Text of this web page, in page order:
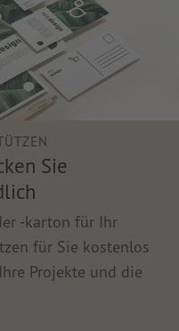
Sie
-karton für Ihr
für Sie kostenlos
Projekte und die